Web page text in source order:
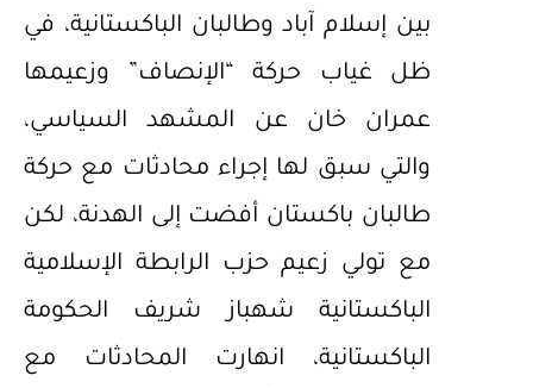
بين إسلام آباد وطالبان الباكستانية، في
ظل غياب حركة “الإنصاف” وزعيمها
عمران خان عن المشهد السياسي،
والتي سبق لها إجراء محادثات مع حركة
طالبان باكستان أفضت إلى الهدنة، لكن
مع تولي زعيم حزب الرابطة الإسلامية
الباكستانية شهباز شريف الحكومة
الباكستانية، انهارت المحادثات مع